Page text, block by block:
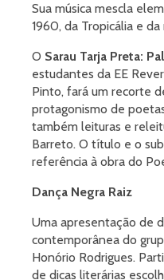
Sua música mescla
1960, da Tropicália e
O Sarau Tarja Preta:
estudantes da EE
Pinto, fará um recorte
protagonismo de
também leituras e
Barreto. O título e o
referência à obra do
Dança Negra Raiz
Uma apresentação de
contemporânea do
Honório Rodrigues.
de dicas literárias